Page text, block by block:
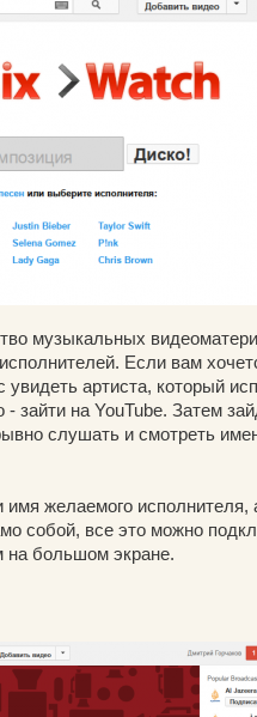
музыкальных
Если вам
артиста, который
на YouTube. Затем
слушать и смотреть
желаемого исполнителя,
собой, все это можно
на большом экране.